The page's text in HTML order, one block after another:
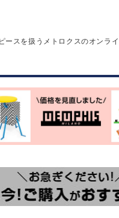
ースを扱うメトロクスのオンラ